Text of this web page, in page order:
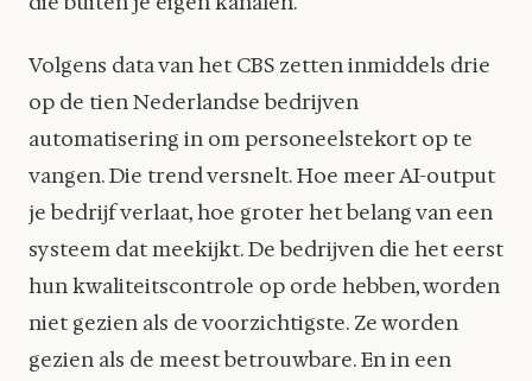
Volgens data van het CBS zetten inmiddels drie
op de tien Nederlandse bedrijven
automatisering in om personeelstekort op te
vangen. Die trend versnelt. Hoe meer AI-output
je bedrijf verlaat, hoe groter het belang van een
systeem dat meekijkt. De bedrijven die het eerst
hun kwaliteitscontrole op orde hebben, worden
niet gezien als de voorzichtigste. Ze worden
gezien als de meest betrouwbare. En in een